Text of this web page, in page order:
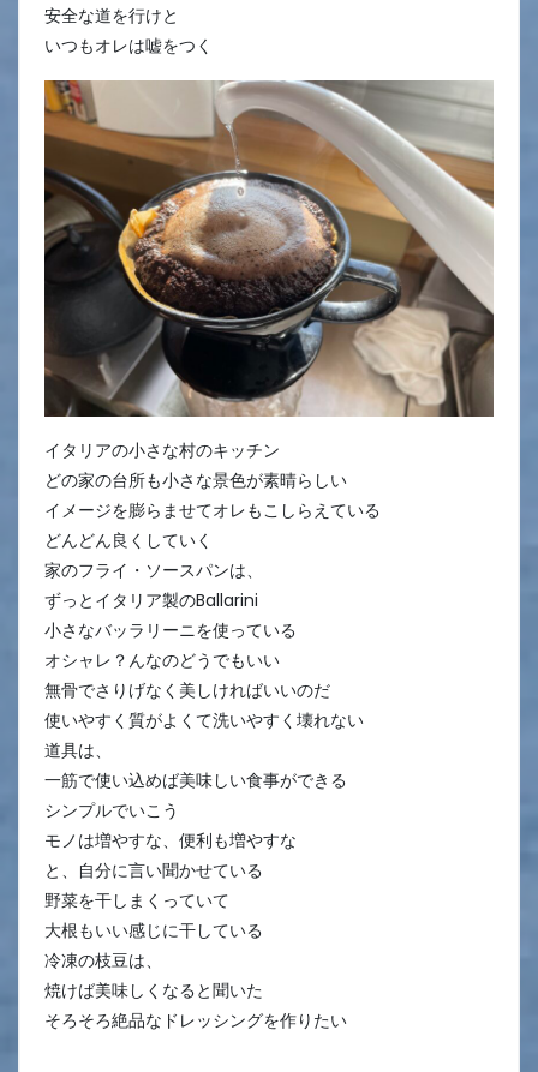
安全な道を行けと
いつもオレは嘘をつく
イタリアの小さな村のキッチン
どの家の台所も小さな景色が素晴らしい
イメージを膨らませてオレもこしらえている
どんどん良くしていく
家のフライ・ソースパンは、
ずっとイタリア製のBallarini
小さなバッラリーニを使っている
オシャレ？んなのどうでもいい
無骨でさりげなく美しければいいのだ
使いやすく質がよくて洗いやすく壊れない
道具は、
一筋で使い込めば美味しい食事ができる
シンプルでいこう
モノは増やすな、便利も増やすな
と、自分に言い聞かせている
野菜を干しまくっていて
大根もいい感じに干している
冷凍の枝豆は、
焼けば美味しくなると聞いた
そろそろ絶品なドレッシングを作りたい